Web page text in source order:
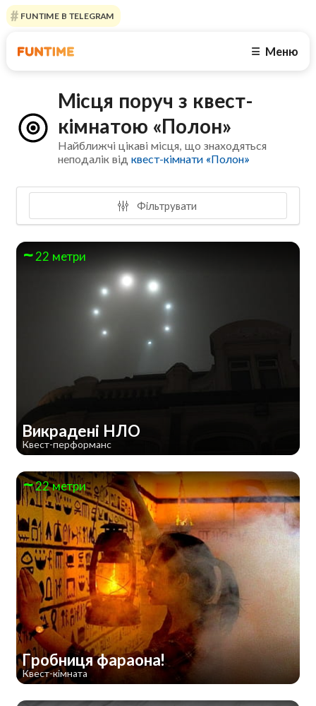
FUNTIME В TELEGRAM
☰ Меню
Місця поруч з квест-
кімнатою «Полон»
Найближчі цікаві місця, що знаходяться
неподалік відквест-кімнати «Полон»
Фільтрувати
22 метри
Викрадені НЛО
Квест-перформанс
22 метри
Гробниця фараона!
Квест-кімната